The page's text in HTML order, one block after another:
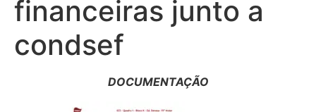
financeiras junto a
condsef
DOCUMENTAÇÃO